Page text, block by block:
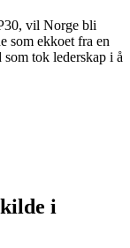
vil Norge bli
som ekkoet fra en
tok lederskap i å
i